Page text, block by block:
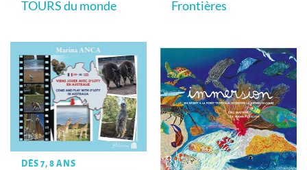
TOURS du monde Frontières
DÈS 7, 8 ANS